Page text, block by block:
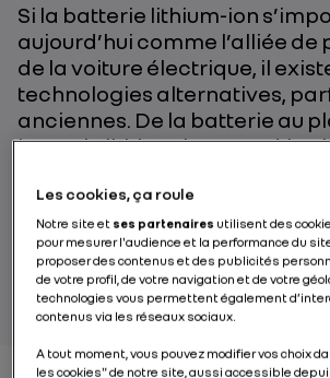
Si la batterie lithium-ion
aujourd’hui comme l’alliée
de la voiture électrique, il
technologies alternatives,
anciennes. De la batterie au
batterie lithium-ion, tour
utilisées dans le monde
PAR RENAULT GROUP
Les cookies, ça roule
Notre site et ses partenaires utilisent des
pour mesurer l'audience et la performance du
proposer des contenus et des publicités
de votre profil, de votre navigation et de votre
technologies vous permettent également
contenus via les réseaux sociaux.
A tout moment, vous pouvez modifier vos choix
les cookies" de notre site, aussi accessible